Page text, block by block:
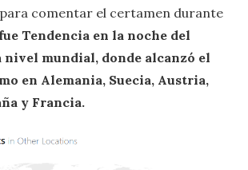
comentar el certamen durante
fue Tendencia en la noche del
nivel mundial, donde alcanzó el
en Alemania, Suecia, Austria,
y Francia.